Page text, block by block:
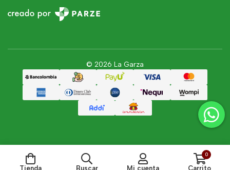
© 2026 La Garza
Tienda Buscar Mi cuenta
0
Carrito